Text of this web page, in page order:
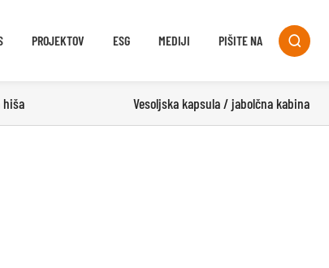
PROJEKTOV ESG MEDIJI PIŠITE NA 
hiša Vesoljska kapsula / jabolčna kabina